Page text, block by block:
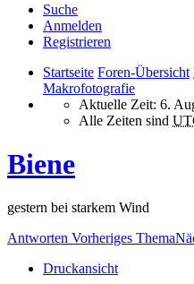
Suche
Anmelden
Registrieren
Startseite Foren-Übersicht
Makrofotografie
Aktuelle Zeit: 6.
Alle Zeiten sind
Biene
gestern bei starkem Wind
Antworten Vorheriges Thema
Druckansicht